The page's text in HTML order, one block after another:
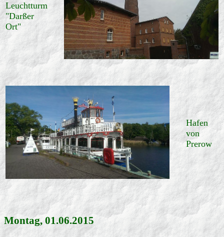
Leuchtturm
"Darßer
Ort"
Hafen
von
Prerow
Montag, 01.06.2015